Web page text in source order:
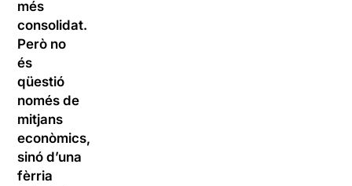
més
consolidat.
Però no
és
qüestió
només de
mitjans
econòmics,
sinó d’una
fèrria